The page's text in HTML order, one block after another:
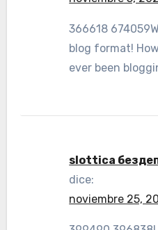
366618
blog format!
ever been
slottica
dice:
noviembre 25,